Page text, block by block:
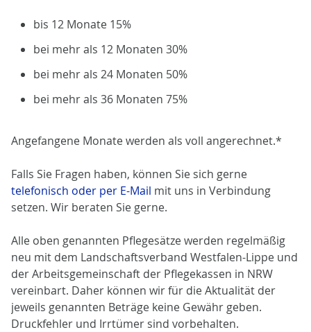
bis 12 Monate 15%
bei mehr als 12 Monaten 30%
bei mehr als 24 Monaten 50%
bei mehr als 36 Monaten 75%
Angefangene Monate werden als voll angerechnet.*
Falls Sie Fragen haben, können Sie sich gerne
telefonisch oder per E-Mail mit uns in Verbindung
setzen. Wir beraten Sie gerne.
Alle oben genannten Pflegesätze werden regelmäßig
neu mit dem Landschaftsverband Westfalen-Lippe und
der Arbeitsgemeinschaft der Pflegekassen in NRW
vereinbart. Daher können wir für die Aktualität der
jeweils genannten Beträge keine Gewähr geben.
Druckfehler und Irrtümer sind vorbehalten.